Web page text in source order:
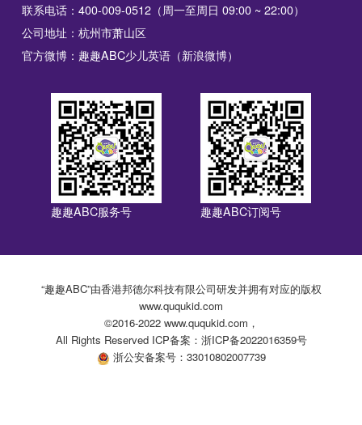
联系电话：400-009-0512（周一至周日 09:00 ~ 22:00）
公司地址：杭州市萧山区
官方微博：趣趣ABC少儿英语（新浪微博）
趣趣ABC服务号 趣趣ABC订阅号
“趣趣ABC”由香港邦德尔科技有限公司研发并拥有对应的版权
www.ququkid.com
©2016-2022 www.ququkid.com，
All Rights Reserved ICP备案：浙ICP备2022016359号
浙公安备案号：33010802007739